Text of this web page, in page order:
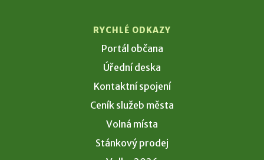
RYCHLÉ ODKAZY
Portál občana
Úřední deska
Kontaktní spojení
Ceník služeb města
Volná místa
Stánkový prodej